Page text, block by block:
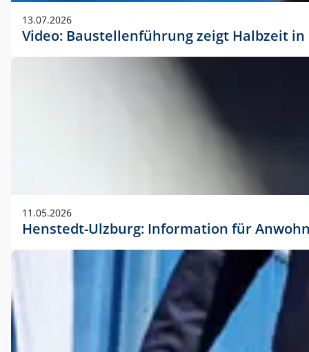
13.07.2026
Video: Baustellenführung zeigt Halbzeit
11.05.2026
Henstedt-Ulzburg: Information für